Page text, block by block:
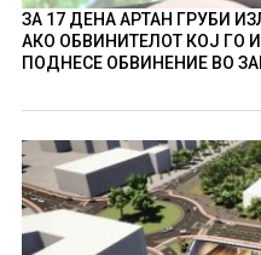
ЗА 17 ДЕНА АРТАН ГРУБИ
АКО ОБВИНИТЕЛОТ КОЈ ГО
ПОДНЕСЕ ОБВИНЕНИЕ ВО